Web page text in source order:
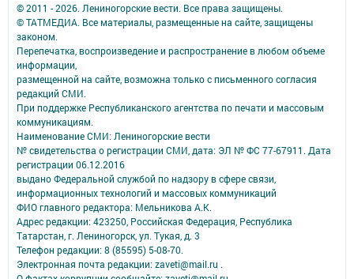
© 2011 - 2026. Лениногорские вести. Все права защищены.
© ТАТМЕДИА. Все материалы, размещенные на сайте, защищены
законом.
Перепечатка, воспроизведение и распространение в любом объеме
информации,
размещенной на сайте, возможна только с письменного согласия
редакций СМИ.
При поддержке Республиканского агентства по печати и массовым
коммуникациям.
Наименование СМИ: Лениногорские вести
№ свидетельства о регистрации СМИ, дата: ЭЛ № ФС 77-67911. Дата
регистрации 06.12.2016
выдано Федеральной службой по надзору в сфере связи,
информационных технологий и массовых коммуникаций
ФИО главного редактора: Мельникова А.К.
Адрес редакции: 423250, Российская Федерация, Республика
Татарстан, г. Лениногорск, ул. Тукая, д. 3
Телефон редакции: 8 (85595) 5-08-70.
Электронная почта редакции: zaveti@mail.ru .